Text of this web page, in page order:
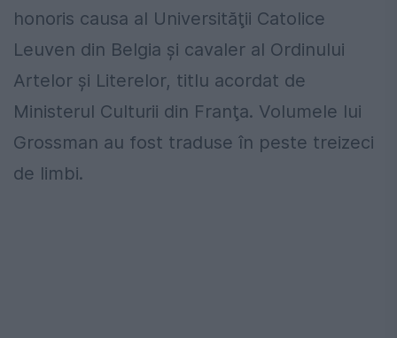
honoris causa al Universităţii Catolice
Leuven din Belgia şi cavaler al Ordinului
Artelor şi Literelor, titlu acordat de
Ministerul Culturii din Franţa. Volumele lui
Grossman au fost traduse în peste treizeci
de limbi.